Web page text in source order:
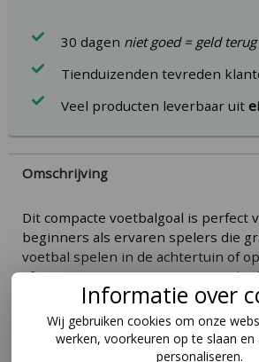
30 dagen niet goed = geld terug
Tienduizenden tevreden
Veel producten leverbaar uit
Omschrijving
Dit compacte voetbalgoal is perfect
beginners als ervaren spelers die
voetbal spelen in de achtertuin of
afmetingen van 150x80x70 past dit
in de meeste omgevingen. Het doel
staal en heeft een staaldikte van
en is zowel aan de binnen- en
gegalvaniseerd. Dit zorgt ervoor dat
Informatie over
Wij gebruiken cookies om onze
werken, voorkeuren op te slaan
personaliseren.